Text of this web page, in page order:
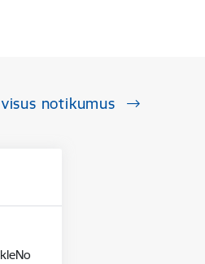
notikumus